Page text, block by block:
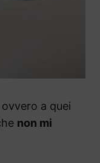
a quei
non mi